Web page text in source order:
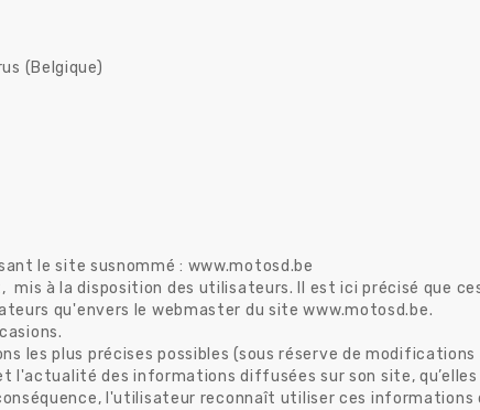
(Belgique)
le site susnommé : www.motosd.be
à la disposition des utilisateurs. Il est ici précisé que
qu'envers le webmaster du site www.motosd.be.
les plus précises possibles (sous réserve de modifications
l'actualité des informations diffusées sur son site,
l'utilisateur reconnaît utiliser ces informations